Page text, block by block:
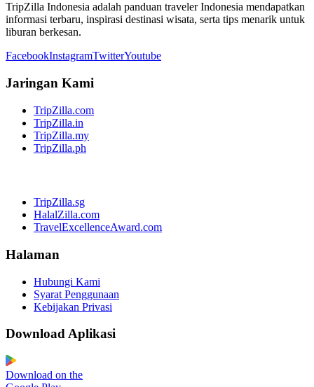
TripZilla Indonesia adalah panduan traveler Indonesia mendapatkan
informasi terbaru, inspirasi destinasi wisata, serta tips menarik untuk
liburan berkesan.
FacebookInstagramTwitterYoutube
Jaringan Kami
TripZilla.com
TripZilla.in
TripZilla.my
TripZilla.ph
TripZilla.sg
HalalZilla.com
TravelExcellenceAward.com
Halaman
Hubungi Kami
Syarat Penggunaan
Kebijakan Privasi
Download Aplikasi
Download on the